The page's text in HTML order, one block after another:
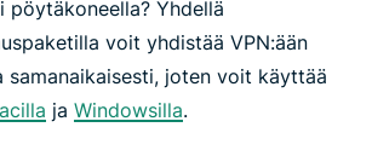
pöytäkoneella? Yhdellä
voit yhdistää VPN:ään
samanaikaisesti, joten voit käyttää
ja Windowsilla.